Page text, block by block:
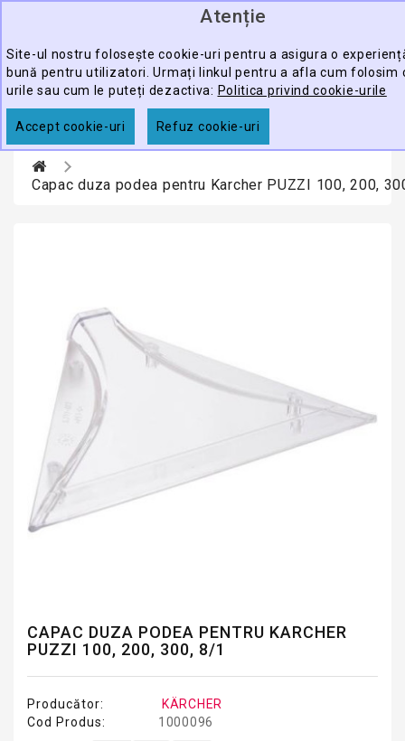
Atenție
Site-ul nostru folosește cookie-uri pentru a asigura o
bună pentru utilizatori. Urmați linkul pentru a afla cum folosim
urile sau cum le puteți dezactiva: Politica privind cookie-urile
Accept cookie-uri Refuz cookie-uri
CĂUTARE
ECHIPAMENTE
ACCESORII
PROMOTII
Capac duza podea pentru Karcher PUZZI 100, 200,
CAPAC DUZA PODEA PENTRU KARCHER
PUZZI 100, 200, 300, 8/1
Producător:
KÄRCHER
Cod Produs:
1000096